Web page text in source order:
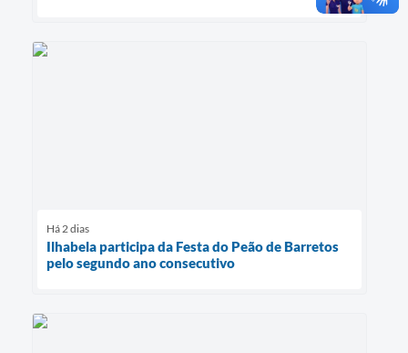
Há 2 dias
Ilhabela participa da Festa do Peão de Barretos
pelo segundo ano consecutivo